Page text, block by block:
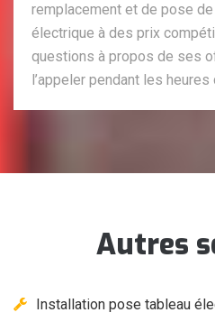
remplacement et de pose
électrique à des prix
questions à propos de ses
l’appeler pendant les heures
Autres
Installation pose tableau